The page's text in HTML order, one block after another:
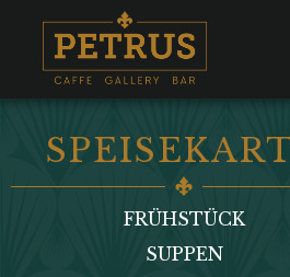
FRÜHSTÜCK
SUPPEN